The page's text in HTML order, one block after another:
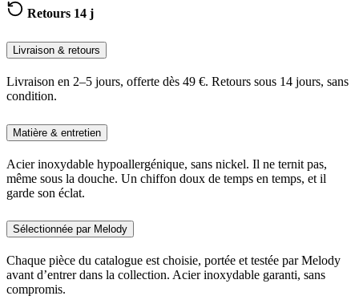
Retours 14 j
Livraison & retours
Livraison en 2–5 jours, offerte dès 49 €. Retours sous 14 jours, sans
condition.
Matière & entretien
Acier inoxydable hypoallergénique, sans nickel. Il ne ternit pas,
même sous la douche. Un chiffon doux de temps en temps, et il
garde son éclat.
Sélectionnée par Melody
Chaque pièce du catalogue est choisie, portée et testée par Melody
avant d’entrer dans la collection. Acier inoxydable garanti, sans
compromis.